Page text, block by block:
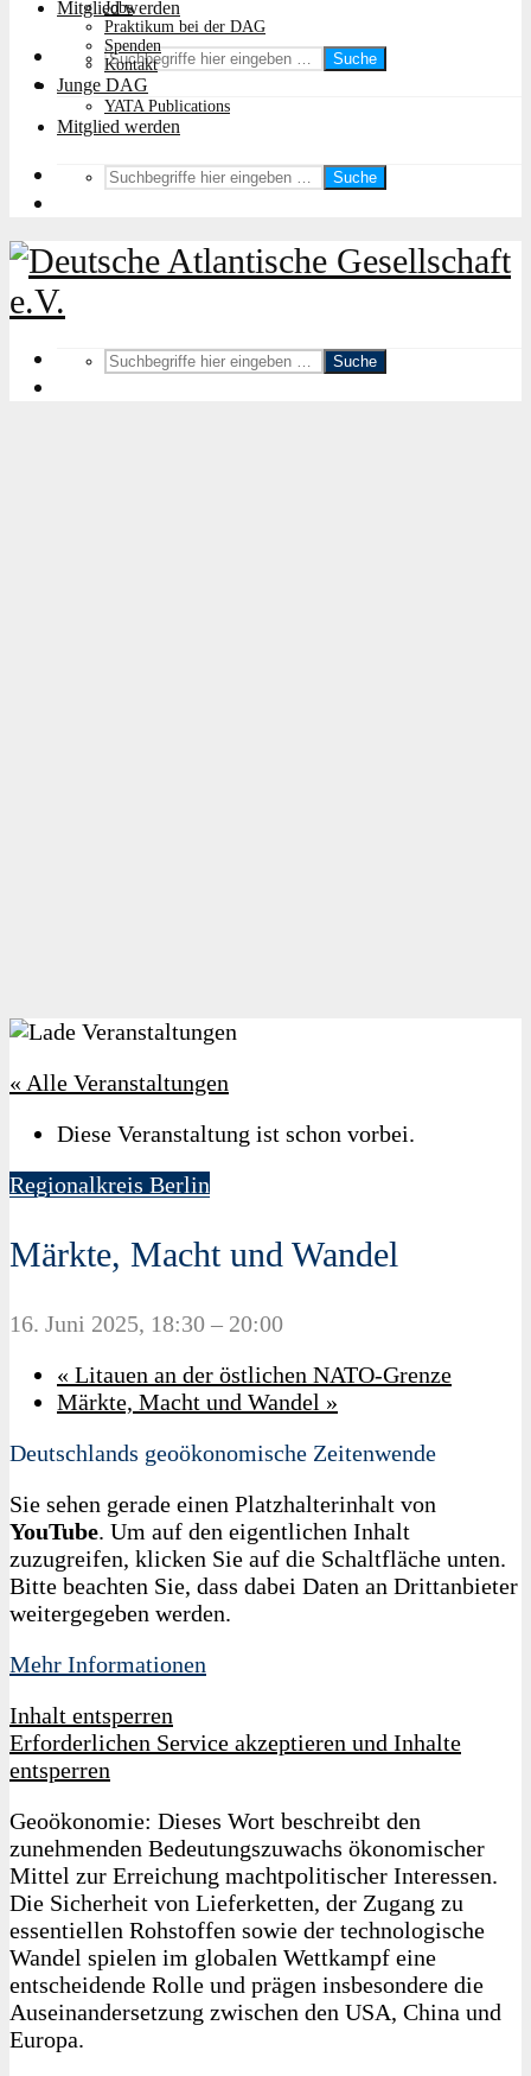
Mitglied werden
Suche
Jobs
Praktikum bei der DAG
Spenden
Kontakt
Junge DAG
YATA Publications
Mitglied werden
Suche
Suche
« Alle Veranstaltungen
Diese Veranstaltung ist schon vorbei.
Regionalkreis Berlin
Märkte, Macht und Wandel
16. Juni 2025, 18:30 – 20:00
« Litauen an der östlichen NATO-Grenze
Märkte, Macht und Wandel »
Deutschlands geoökonomische Zeitenwende
Sie sehen gerade einen Platzhalterinhalt von
YouTube. Um auf den eigentlichen Inhalt
zuzugreifen, klicken Sie auf die Schaltfläche unten.
Bitte beachten Sie, dass dabei Daten an Drittanbieter
weitergegeben werden.
Mehr Informationen
Inhalt entsperren
Erforderlichen Service akzeptieren und Inhalte
entsperren
Geoökonomie: Dieses Wort beschreibt den
zunehmenden Bedeutungszuwachs ökonomischer
Mittel zur Erreichung machtpolitischer Interessen.
Die Sicherheit von Lieferketten, der Zugang zu
essentiellen Rohstoffen sowie der technologische
Wandel spielen im globalen Wettkampf eine
entscheidende Rolle und prägen insbesondere die
Auseinandersetzung zwischen den USA, China und
Europa.